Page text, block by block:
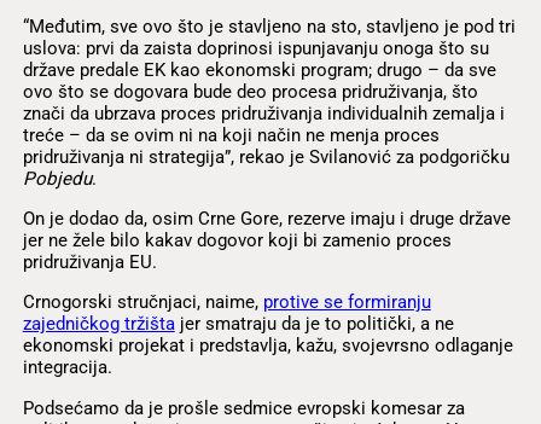
“Međutim, sve ovo što je stavljeno na sto, stavljeno je pod tri
uslova: prvi da zaista doprinosi ispunjavanju onoga što su
države predale EK kao ekonomski program; drugo – da sve
ovo što se dogovara bude deo procesa pridruživanja, što
znači da ubrzava proces pridruživanja individualnih zemalja i
treće – da se ovim ni na koji način ne menja proces
pridruživanja ni strategija”, rekao je Svilanović za podgoričku
Pobjedu.
On je dodao da, osim Crne Gore, rezerve imaju i druge države
jer ne žele bilo kakav dogovor koji bi zamenio proces
pridruživanja EU.
Crnogorski stručnjaci, naime, protive se formiranju
zajedničkog tržištajer smatraju da je to politički, a ne
ekonomski projekat i predstavlja, kažu, svojevrsno odlaganje
integracija.
Podsećamo da je prošle sedmice evropski komesar za